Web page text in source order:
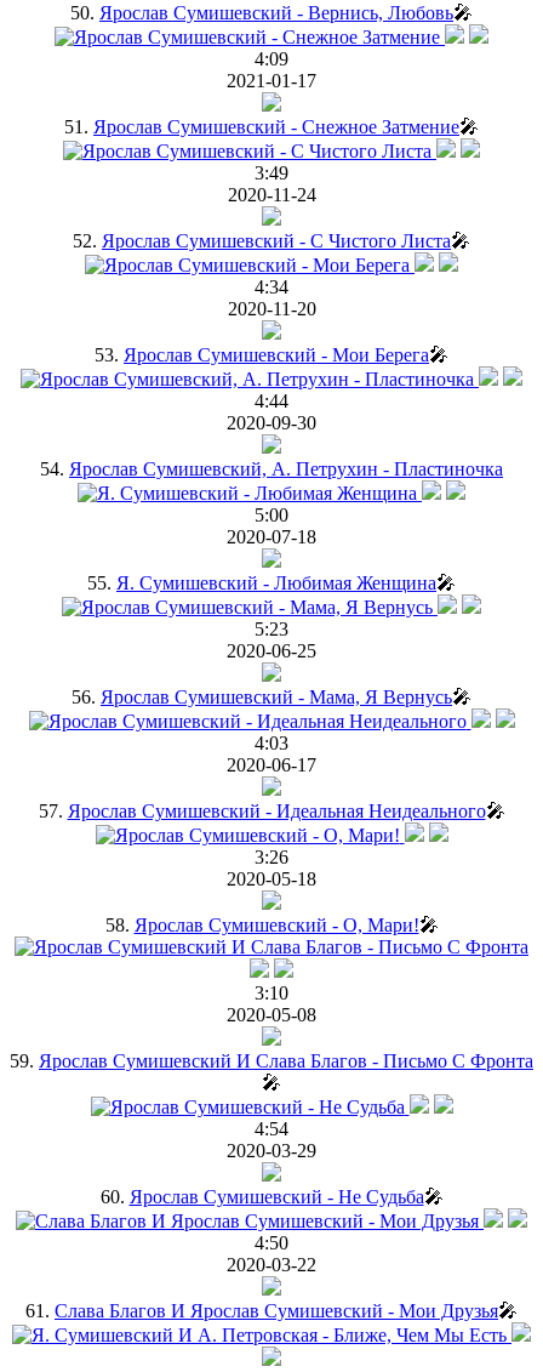
50. Ярослав Сумишевский - Вернись, Любовь🎤
4:09
2021-01-17
51. Ярослав Сумишевский - Снежное Затмение🎤
3:49
2020-11-24
52. Ярослав Сумишевский - С Чистого Листа🎤
4:34
2020-11-20
53. Ярослав Сумишевский - Мои Берега🎤
4:44
2020-09-30
54. Ярослав Сумишевский, А. Петрухин - Пластиночка
5:00
2020-07-18
55. Я. Сумишевский - Любимая Женщина🎤
5:23
2020-06-25
56. Ярослав Сумишевский - Мама, Я Вернусь🎤
4:03
2020-06-17
57. Ярослав Сумишевский - Идеальная Неидеального🎤
3:26
2020-05-18
58. Ярослав Сумишевский - О, Мари!🎤
3:10
2020-05-08
59. Ярослав Сумишевский И Слава Благов - Письмо С Фронта
🎤
4:54
2020-03-29
60. Ярослав Сумишевский - Не Судьба🎤
4:50
2020-03-22
61. Слава Благов И Ярослав Сумишевский - Мои Друзья🎤